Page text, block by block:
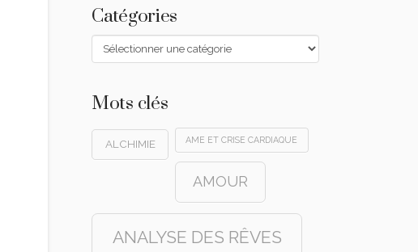
Catégories
Catégories
Mots clés
ALCHIMIE AME ET CRISE CARDIAQUE
AMOUR
ANALYSE DES RÊVES